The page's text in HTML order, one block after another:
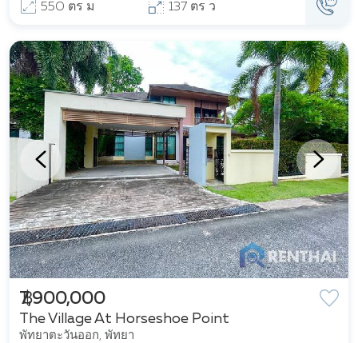
550 ตร ม
137 ตร ว
The Village At Horseshoe Point
พัทยาตะวันออก, พัทยา
฿ 7,900,000